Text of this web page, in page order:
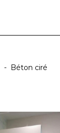
- Béton ciré